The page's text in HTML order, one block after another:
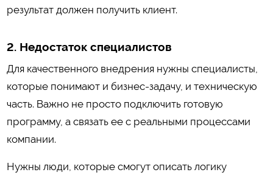
результат должен получить клиент.
2. Недостаток специалистов
Для качественного внедрения нужны специалисты,
которые понимают и бизнес-задачу, и техническую
часть. Важно не просто подключить готовую
программу, а связать ее с реальными процессами
компании.
Нужны люди, которые смогут описать логику